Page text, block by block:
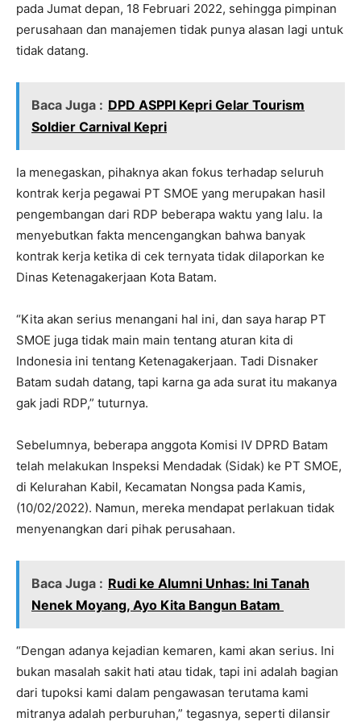
pada Jumat depan, 18 Februari 2022, sehingga pimpinan
perusahaan dan manajemen tidak punya alasan lagi untuk
tidak datang.
Baca Juga : DPD ASPPI Kepri Gelar Tourism
Soldier Carnival Kepri
Ia menegaskan, pihaknya akan fokus terhadap seluruh
kontrak kerja pegawai PT SMOE yang merupakan hasil
pengembangan dari RDP beberapa waktu yang lalu. Ia
menyebutkan fakta mencengangkan bahwa banyak
kontrak kerja ketika di cek ternyata tidak dilaporkan ke
Dinas Ketenagakerjaan Kota Batam.
“Kita akan serius menangani hal ini, dan saya harap PT
SMOE juga tidak main main tentang aturan kita di
Indonesia ini tentang Ketenagakerjaan. Tadi Disnaker
Batam sudah datang, tapi karna ga ada surat itu makanya
gak jadi RDP,” tuturnya.
Sebelumnya, beberapa anggota Komisi IV DPRD Batam
telah melakukan Inspeksi Mendadak (Sidak) ke PT SMOE,
di Kelurahan Kabil, Kecamatan Nongsa pada Kamis,
(10/02/2022). Namun, mereka mendapat perlakuan tidak
menyenangkan dari pihak perusahaan.
Baca Juga : Rudi ke Alumni Unhas: Ini Tanah
Nenek Moyang, Ayo Kita Bangun Batam
“Dengan adanya kejadian kemaren, kami akan serius. Ini
bukan masalah sakit hati atau tidak, tapi ini adalah bagian
dari tupoksi kami dalam pengawasan terutama kami
mitranya adalah perburuhan,” tegasnya, seperti dilansir